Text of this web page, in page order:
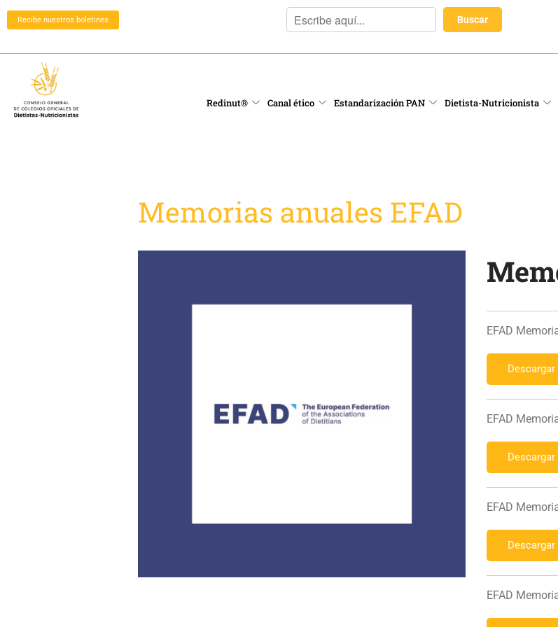
Recibe nuestros boletines
Redinut® Canal ético Estandarización PAN Dietista-Nutricionista
Memorias anuales EFAD
EFAD
Descargar
EFAD
Descargar
EFAD
Descargar
EFAD